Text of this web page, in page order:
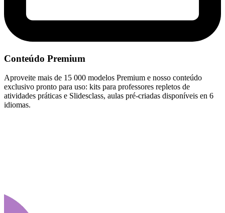
Conteúdo Premium
Aproveite mais de 15 000 modelos Premium e nosso conteúdo
exclusivo pronto para uso: kits para professores repletos de
atividades práticas e Slidesclass, aulas pré-criadas disponíveis en 6
idiomas.